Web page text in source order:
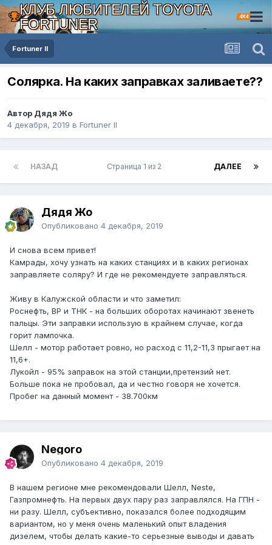
КЛУБ ЛЮБИТЕЛЕЙ TOYOTA
FORTUNER
4X4
Fortuner II
Солярка. На каких заправках заливаете??
Автор Дядя Жо
4 декабря, 2019 в Fortuner II
НАЗАД ДАЛЕЕ
Страница 1 из 2
Дядя Жо
Опубликовано 4 декабря, 2019
И снова всем привет!
Камрады, хочу узнать на каких станциях и в каких регионах
заправляете соляру? И где не рекомендуете заправляться.
Живу в Калужской области и что заметил:
Роснефть, ВР и ТНК - на больших оборотах начинают звенеть
пальцы. Эти заправки использую в крайнем случае, когда
горит лампочка.
Шелл - мотор работает ровно, но расход с 11,2-11,3 прыгает на
11,6+.
Лукойл - 95% заправок на этой станции,претензий нет.
Больше пока не пробовал, да и честно говоря не хочется.
Пробег на данный момент - 38.700км
Negoro
Опубликовано 4 декабря, 2019
В нашем регионе мне рекомендовали Шелл, Neste,
Газпромнефть. На первых двух пару раз заправлялся. На ГПН -
ни разу. Шелл, субъективно, показался более подходящим
вариантом, но у меня очень маленький опыт владения
дизелем, чтобы делать какие-то серьезные выводы и давать